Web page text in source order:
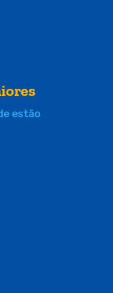
estão